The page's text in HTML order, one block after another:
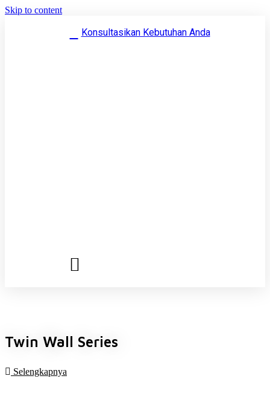
Skip to content
Konsultasikan Kebutuhan Anda
Twin Wall Series
Selengkapnya